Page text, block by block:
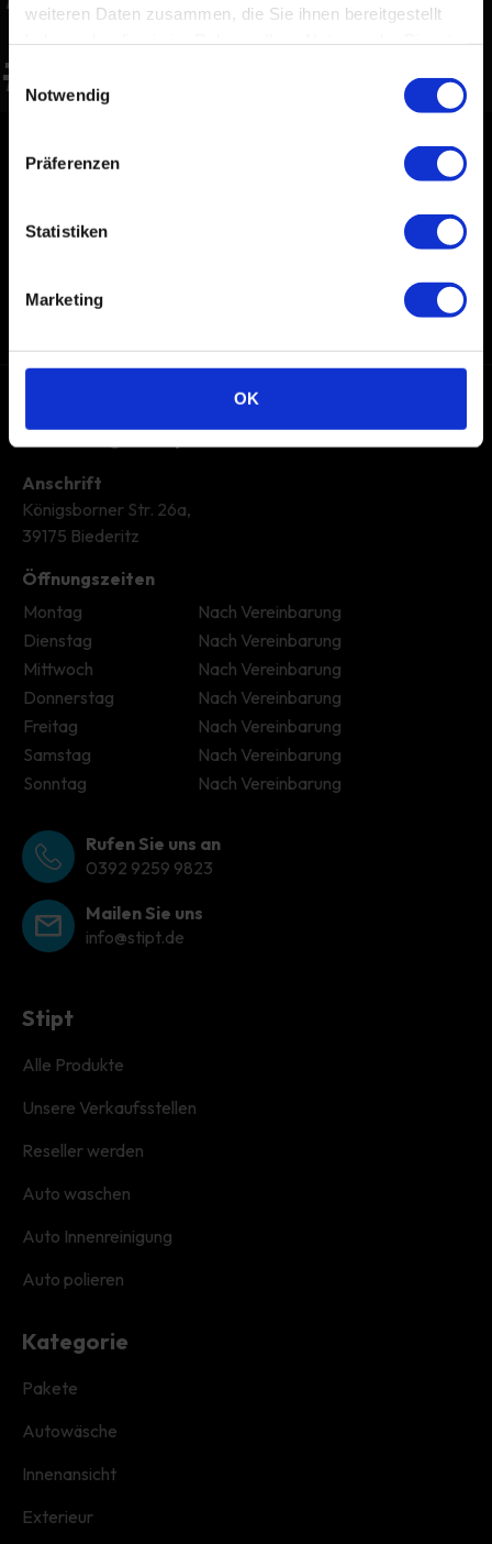
weiteren Daten zusammen, die Sie ihnen bereitgestellt
Einwilligungsauswahl
Notwendig
Präferenzen
Statistiken
Marketing
OK
#FABRIKNEU •
Wir sind gerne persönlich für Sie da!
Anschrift
Königsborner Str. 26a,
39175 Biederitz
Öffnungszeiten
Montag
Nach Vereinbarung
Dienstag
Nach Vereinbarung
Mittwoch
Nach Vereinbarung
Donnerstag
Nach Vereinbarung
Freitag
Nach Vereinbarung
Samstag
Nach Vereinbarung
Sonntag
Nach Vereinbarung
Rufen Sie uns an
0392 9259 9823
Mailen Sie uns
info@stipt.de
Stipt
Alle Produkte
Unsere Verkaufsstellen
Reseller werden
Auto waschen
Auto Innenreinigung
Auto polieren
Kategorie
Pakete
Autowäsche
Innenansicht
Exterieur